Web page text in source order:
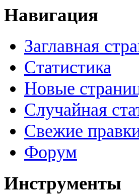
Навигация
Заглавная
Статистика
Новые
Случайная
Свежие
Форум
Инструменты